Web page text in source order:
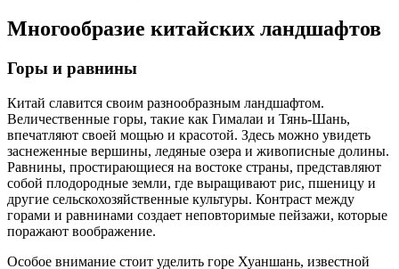
Многообразие китайских ландшафтов
Горы и равнины
Китай славится своим разнообразным ландшафтом.
Величественные горы, такие как Гималаи и Тянь-Шань,
впечатляют своей мощью и красотой. Здесь можно увидеть
заснеженные вершины, ледяные озера и живописные долины.
Равнины, простирающиеся на востоке страны, представляют
собой плодородные земли, где выращивают рис, пшеницу и
другие сельскохозяйственные культуры. Контраст между
горами и равнинами создает неповторимые пейзажи, которые
поражают воображение.
Особое внимание стоит уделить горе Хуаншань, известной